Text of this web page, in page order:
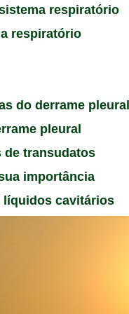
respiratório
respiratório
do derrame pleural
pleural
de transudatos
importância
líquidos cavitários